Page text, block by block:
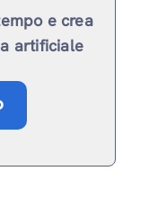
e crea
artificiale